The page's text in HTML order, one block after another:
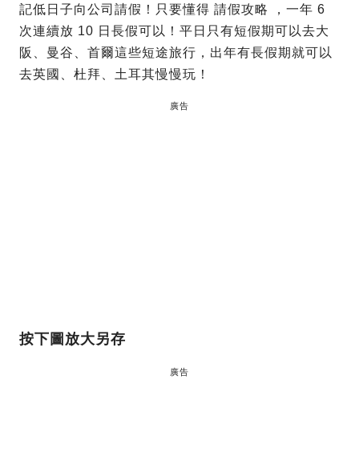
記低日子向公司請假！只要懂得 請假攻略 ，一年 6
次連續放 10 日長假可以！平日只有短假期可以去大
阪、曼谷、首爾這些短途旅行，出年有長假期就可以
去英國、杜拜、土耳其慢慢玩！
廣告
按下圖放大另存
廣告